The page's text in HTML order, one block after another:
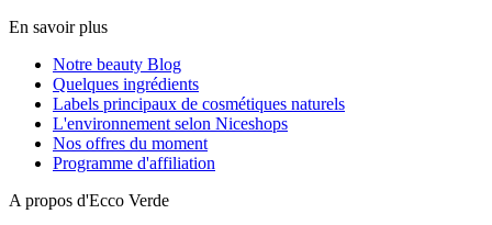
En savoir plus
Notre beauty Blog
Quelques ingrédients
Labels principaux de cosmétiques naturels
L'environnement selon Niceshops
Nos offres du moment
Programme d'affiliation
A propos d'Ecco Verde